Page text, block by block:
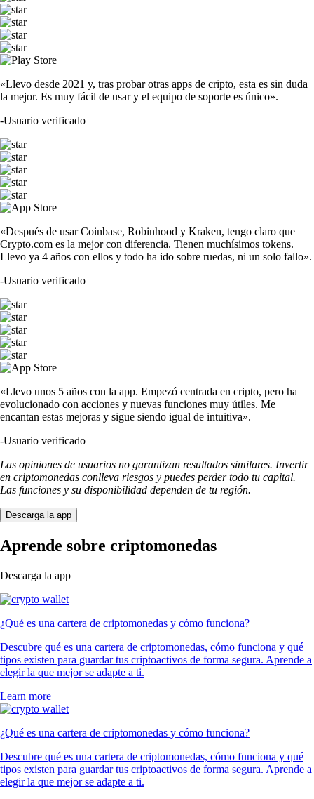
«Llevo desde 2021 y, tras probar otras apps de cripto, esta es sin duda
la mejor. Es muy fácil de usar y el equipo de soporte es único».
-Usuario verificado
«Después de usar Coinbase, Robinhood y Kraken, tengo claro que
Crypto.com es la mejor con diferencia. Tienen muchísimos tokens.
Llevo ya 4 años con ellos y todo ha ido sobre ruedas, ni un solo fallo».
-Usuario verificado
«Llevo unos 5 años con la app. Empezó centrada en cripto, pero ha
evolucionado con acciones y nuevas funciones muy útiles. Me
encantan estas mejoras y sigue siendo igual de intuitiva».
-Usuario verificado
Las opiniones de usuarios no garantizan resultados similares. Invertir
en criptomonedas conlleva riesgos y puedes perder todo tu capital.
Las funciones y su disponibilidad dependen de tu región.
Descarga la app
Aprende sobre criptomonedas
Descarga la app
¿Qué es una cartera de criptomonedas y cómo funciona?
Descubre qué es una cartera de criptomonedas, cómo funciona y qué
tipos existen para guardar tus criptoactivos de forma segura. Aprende a
elegir la que mejor se adapte a ti.
Learn more
¿Qué es una cartera de criptomonedas y cómo funciona?
Descubre qué es una cartera de criptomonedas, cómo funciona y qué
tipos existen para guardar tus criptoactivos de forma segura. Aprende a
elegir la que mejor se adapte a ti.